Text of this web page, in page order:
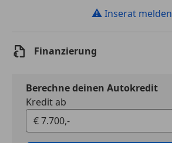
⚠ Inserat melden
Finanzierung
Berechne deinen Autokredit
Kredit ab